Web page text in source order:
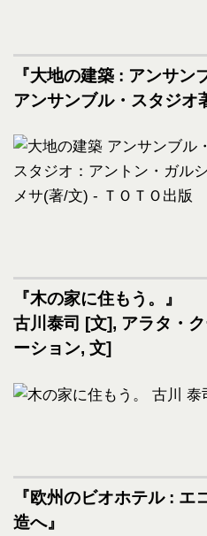
『大地の建築 : アンサン
アンサンブル・スタジオ
『木の家に住もう。』
古川泰司 [文], アラタ・
ーション, 文]
『欧州のビオホテル : エ
造へ』